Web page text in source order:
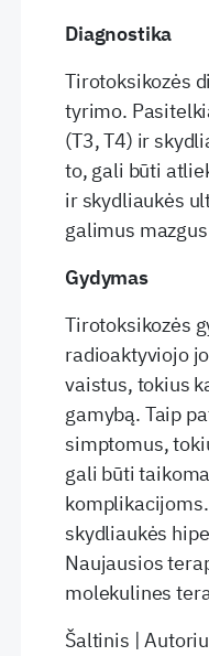
Diagnostika
Tirotoksikozės
tyrimo.
(T3, T4) ir
to, gali būti
ir skydliaukės
galimus
Gydymas
Tirotoksikozės
radioaktyviojo
vaistus, tokius
gamybą. Taip
simptomus,
gali būti
skydliaukės
Naujausios
molekulines
Šaltinis |